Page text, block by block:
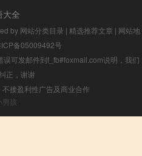
大全
by 网站分类目录 | 精选推荐文章 | 网站地
ICP备05009492号
可发邮件到f_fb#foxmail.com说明，我们
正，谢谢
接盈利性广告及商业合作
男孩